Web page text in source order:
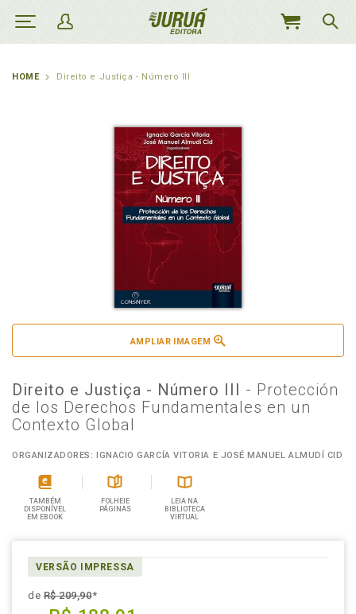
MEU
HOME Direito e Justiça - Número III
AMPLIAR IMAGEM
Direito e Justiça - Número III - Protección
de los Derechos Fundamentales en un
Contexto Global
ORGANIZADORES: IGNACIO GARCÍA VITORIA E JOSÉ MANUEL ALMUDÍ CID
TAMBÉM
DISPONÍVEL
EM EBOOK
FOLHEIE
PÁGINAS
LEIA NA
BIBLIOTECA
VIRTUAL
VERSÃO IMPRESSA
deR$ 209,90*